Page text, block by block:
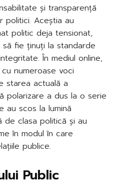
și transparență
politici. Aceștia au
politic deja tensionat,
fie ținuți la standarde
În mediul online,
numeroase voci
starea actuală a
polarizare a dus la o serie
au scos la lumină
clasa politică și au
în modul în care
publice.
Public